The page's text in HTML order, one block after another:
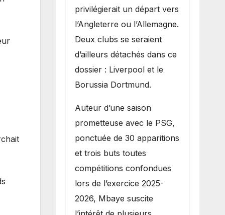
privilégierait un départ vers
l’Angleterre ou l’Allemagne.
Deux clubs se seraient
d’ailleurs détachés dans ce
dossier : Liverpool et le
Borussia Dortmund.
Auteur d’une saison
prometteuse avec le PSG,
ponctuée de 30 apparitions
et trois buts toutes
compétitions confondues
lors de l’exercice 2025-
2026, Mbaye suscite